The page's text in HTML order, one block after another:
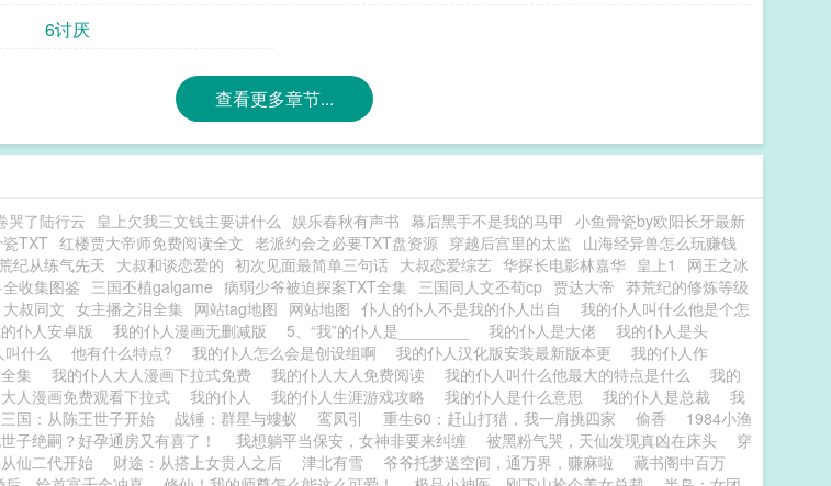
6讨厌
查看更多章节...
哭了陆行云 皇上欠我三文钱主要讲什么 娱乐春秋有声书 幕后黑手不是我的马甲 小鱼骨瓷by欧阳长牙最新
TXT 红楼贾大帝师免费阅读全文 老派约会之必要TXT盘资源 穿越后宫里的太监 山海经异兽怎么玩赚钱
纪从练气先天 大叔和谈恋爱的 初次见面最简单三句话 大叔恋爱综艺 华探长电影林嘉华 皇上1
网王之冰
收集图鉴 三国丕植galgame 病弱少爷被迫探案TXT全集 三国同人文丕荀cp 贾达大帝 莽荒纪的修炼等级
大叔同文 女主播之泪全集 网站tag地图 网站地图 仆人的仆人不是我的仆人出自
我的仆人叫什么他是个怎
仆人安卓版 我的仆人漫画无删减版 5、“我”的仆人是________ 我的仆人是大佬
我的仆人是头
叫什么 他有什么特点? 我的仆人怎么会是创设组啊 我的仆人汉化版安装最新版本更
我的仆人作
集 我的仆人大人漫画下拉式免费 我的仆人大人免费阅读 我的仆人叫什么他最大的特点是什么
我的
人漫画免费观看下拉式 我的仆人 我的仆人生涯游戏攻略 我的仆人是什么意思 我的仆人是总裁
我
三国：从陈王世子开始 战锤：群星与螻蚁 鸾凤引 重生60：赶山打猎，我一肩挑四家 偷香
1984小渔
子绝嗣？好孕通房又有喜了！ 我想躺平当保安，女神非要来纠缠 被黑粉气哭，天仙发现真凶在床头
穿
从仙二代开始 财途：从搭上女贵人之后 津北有雪 爷爷托梦送空间，通万界，赚麻啦
藏书阁中百万